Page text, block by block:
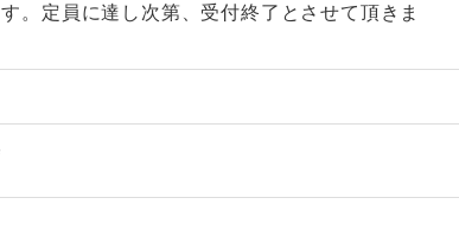
定員に達し次第、受付終了とさせて頂きま